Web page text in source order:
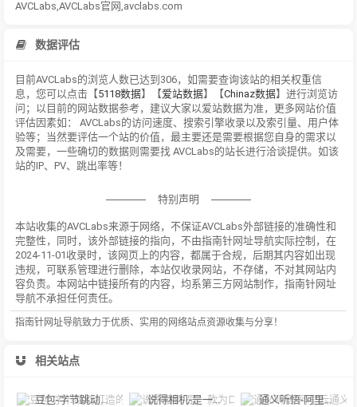
AVCLabs,AVCLabs官网,avclabs.com
数据评估
目前AVCLabs的浏览人数已达到306，如需要查询该站的相关权重信
息，您可以点击【5118数据】【爱站数据】【Chinaz数据】进行浏览访
问；以目前的网站数据参考，建议大家以爱站数据为准，更多网站价值
评估因素如： AVCLabs的访问速度、搜索引擎收录以及索引量、用户体
验等；当然要评估一个站的价值，最主要还是需要根据您自身的需求以
及需要，一些确切的数据则需要找 AVCLabs的站长进行洽谈提供。如该
站的IP、PV、跳出率等！
特别声明
本站收集的AVCLabs来源于网络，不保证AVCLabs外部链接的准确性和
完整性，同时，该外部链接的指向，不由指南针网址导航实际控制，在
2024-11-01收录时，该网页上的内容，都属于合规，后期其内容如出现
违规，可联系管理进行删除，本站仅收录网站，不存储，不对其网站内
容负责。本网站中链接所有的内容，均系第三方网站制作，指南针网址
导航不承担任何责任。
指南针网址导航致力于优质、实用的网络站点资源收集与分享！
相关站点
豆包-字节跳动打造的多功能AI对话工具 说得相机-是一款为口播视频创作者量身定制的智能拍摄工具 通义听悟-阿里云通义听悟是聚焦音视频内容的工作学习AI助手